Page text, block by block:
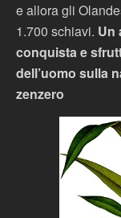
e allora gli
1.700 schiavi. Un
conquista e
dell’uomo sulla
zenzero